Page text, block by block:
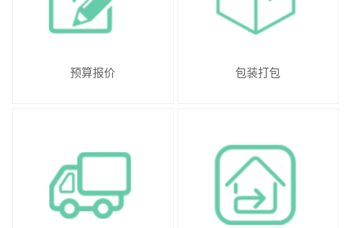
预算报价 包装打包